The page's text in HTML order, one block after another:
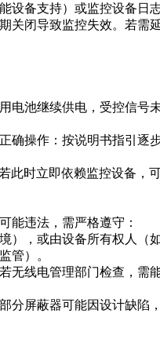
备支持）或监控设备日
闭导致监控失效。若需
电池继续供电，受控信号
确操作：按说明书指引逐
此时立即依赖监控设备，
能违法，需严格遵守：​
，或由设备所有权人（
管）。​
无线电管理部门检查，需
分屏蔽器可能因设计缺陷